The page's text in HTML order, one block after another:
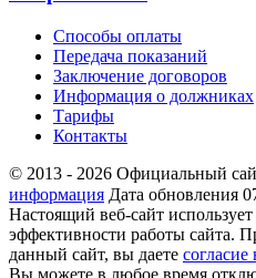
Способы оплаты
Передача показаний
Заключение договоров
Информация о должниках
Тарифы
Контакты
© 2013 - 2026 Официальный
информация Дата обновления
Настоящий веб-сайт
эффективности работы сайта.
данный сайт, вы даете
Вы можете в любое время